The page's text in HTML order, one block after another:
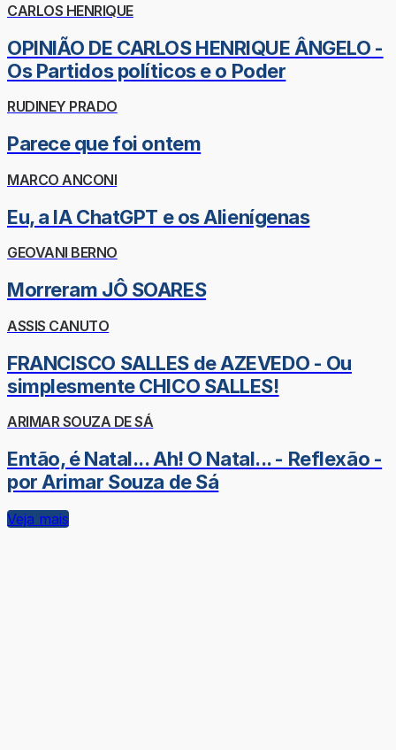
CARLOS HENRIQUE
OPINIÃO DE CARLOS HENRIQUE ÂNGELO -
Os Partidos políticos e o Poder
RUDINEY PRADO
Parece que foi ontem
MARCO ANCONI
Eu, a IA ChatGPT e os Alienígenas
GEOVANI BERNO
Morreram JÔ SOARES
ASSIS CANUTO
FRANCISCO SALLES de AZEVEDO - Ou
simplesmente CHICO SALLES!
ARIMAR SOUZA DE SÁ
Então, é Natal... Ah! O Natal... - Reflexão -
por Arimar Souza de Sá
Veja mais